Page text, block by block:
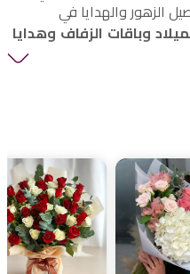
الزهور والهدايا في
وباقات الزفاف وهدايا